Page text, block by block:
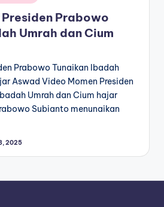
Prabowo
Umrah dan Cium
Prabowo Tunaikan Ibadah
Aswad Video Momen Presiden
Umrah dan Cium hajar
Subianto menunaikan
2025